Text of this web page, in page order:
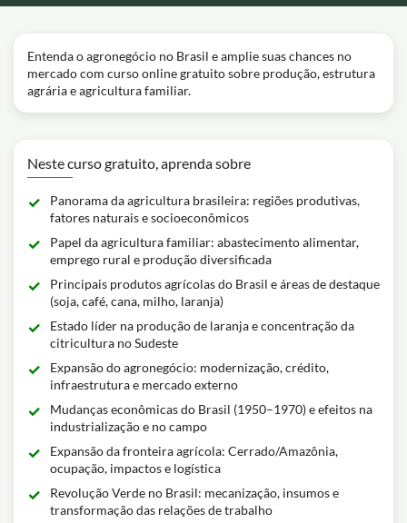
Entenda o agronegócio no Brasil e amplie suas chances no
mercado com curso online gratuito sobre produção, estrutura
agrária e agricultura familiar.
Neste curso gratuito, aprenda sobre
Panorama da agricultura brasileira: regiões produtivas,
fatores naturais e socioeconômicos
Papel da agricultura familiar: abastecimento alimentar,
emprego rural e produção diversificada
Principais produtos agrícolas do Brasil e áreas de destaque
(soja, café, cana, milho, laranja)
Estado líder na produção de laranja e concentração da
citricultura no Sudeste
Expansão do agronegócio: modernização, crédito,
infraestrutura e mercado externo
Mudanças econômicas do Brasil (1950–1970) e efeitos na
industrialização e no campo
Expansão da fronteira agrícola: Cerrado/Amazônia,
ocupação, impactos e logística
Revolução Verde no Brasil: mecanização, insumos e
transformação das relações de trabalho